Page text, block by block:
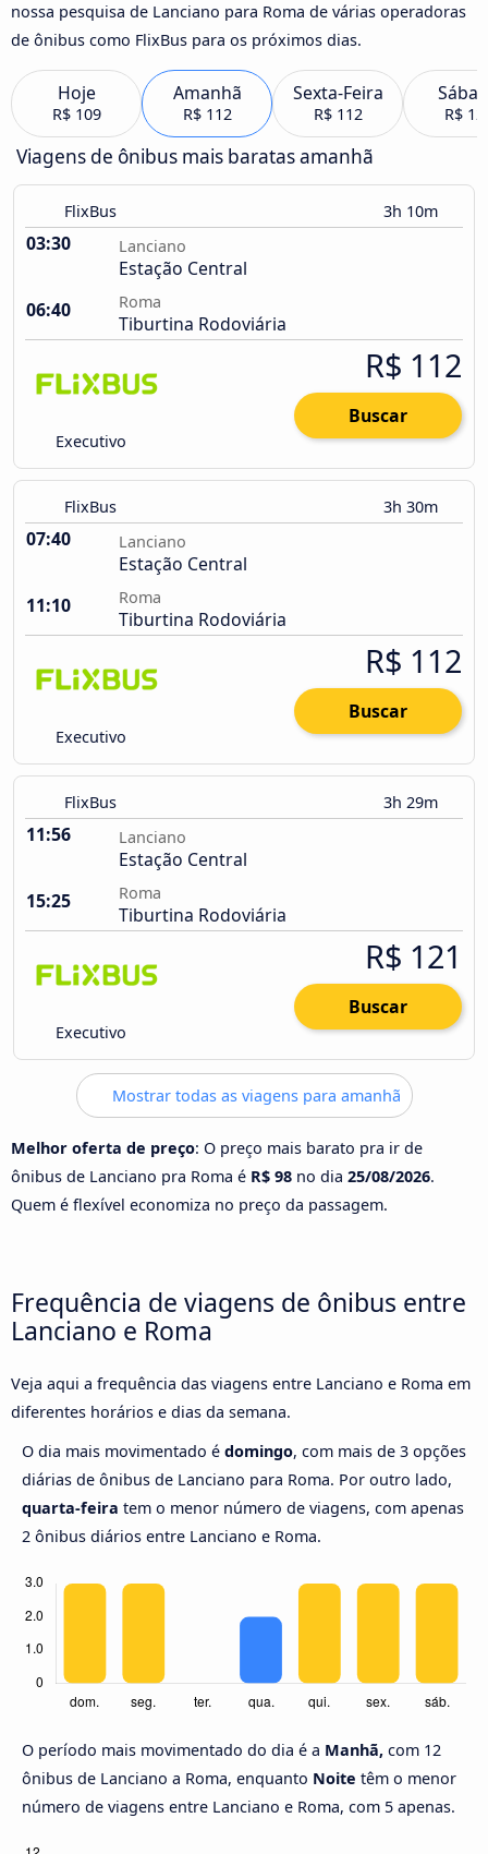
nossa pesquisa de Lanciano para Roma de várias operadoras
de ônibus como FlixBus para os próximos dias.
Hoje
R$ 109
Amanhã
R$ 112
Sexta-Feira
R$ 112 R$
Viagens de ônibus mais baratas amanhã
FlixBus 3h 10m
03:30 Lanciano
Estação Central
06:40
Roma
Tiburtina Rodoviária
Executivo
R$ 112
Buscar
FlixBus 3h 30m
07:40 Lanciano
Estação Central
11:10
Roma
Tiburtina Rodoviária
Executivo
R$ 112
Buscar
FlixBus 3h 29m
11:56 Lanciano
Estação Central
15:25
Roma
Tiburtina Rodoviária
Executivo
R$ 121
Buscar
Mostrar todas as viagens para amanhã
Melhor oferta de preço: O preço mais barato pra ir de
ônibus de Lanciano pra Roma é R$ 98 no dia 25/08/2026.
Quem é flexível economiza no preço da passagem.
Frequência de viagens de ônibus entre
Lanciano e Roma
Veja aqui a frequência das viagens entre Lanciano e Roma em
diferentes horários e dias da semana.
O dia mais movimentado é domingo, com mais de 3 opções
diárias de ônibus de Lanciano para Roma. Por outro lado,
quarta-feira tem o menor número de viagens, com apenas
2 ônibus diários entre Lanciano e Roma.
O período mais movimentado do dia é a Manhã, com 12
ônibus de Lanciano a Roma, enquanto Noite têm o menor
número de viagens entre Lanciano e Roma, com 5 apenas.